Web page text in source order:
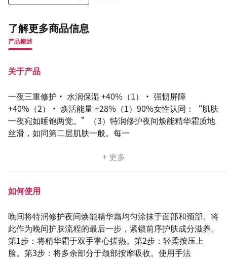
了解更多商品信息
产品概述
关于产品
一夜三重修护• 水润保湿 +40%（1）• 强韧屏障
+40%（2）• 焕活能量 +28%（1）90%女性认同：“肌肤
一夜宛如睡饱两觉。”（3）特润修护夜间焕能精华霜质地
丝滑，如同第二层肌肤一般。每一
+ 更多
如何使用
晚间将特润修护夜间焕能精华霜均匀涂抹于面部和颈部。将
此作为晚间护肤流程的最后一步，紧锁前序护肤成分滋养。
第1步：将精华霜于双手掌心搓热。第2步：轻柔按压上
脸。第3步：将多余部分于颈部按摩吸收。使用手法